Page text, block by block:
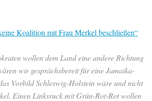
Koalition mit Frau Merkel beschließen“
wollen dem Land eine andere Richtung
wir gesprächsbereit für eine Jamaika-
Vorbild Schleswig-Holstein wäre und nicht
Einen Linksruck mit Grün-Rot-Rot wollen